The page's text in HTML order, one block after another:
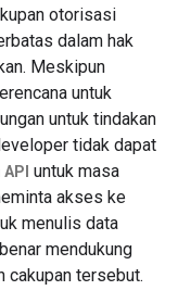
otorisasi
dalam hak
Meskipun
untuk
untuk tindakan
tidak dapat
untuk masa
akses ke
menulis data
mendukung
cakupan tersebut.